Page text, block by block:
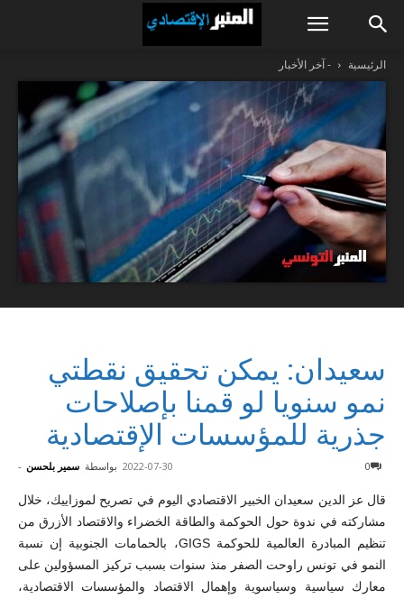
الرئيسية - آخر الأخبار
سعيدان: يمكن تحقيق نقطتي
نمو سنويا لو قمنا بإصلاحات
جذرية للمؤسسات الإقتصادية
بواسطة سمير بلحسن - 2022-07-30 0
قال عز الدين سعيدان الخبير الاقتصادي اليوم في تصريح لموزاييك، خلال
مشاركته في ندوة حول الحوكمة والطاقة الخضراء والاقتصاد الأزرق من
تنظيم المبادرة العالمية للحوكمة GIGS، بالحمامات الجنوبية إن نسبة
النمو في تونس راوحت الصفر منذ سنوات بسبب تركيز المسؤولين على
معارك سياسية وسياسوية وإهمال الاقتصاد والمؤسسات الاقتصادية،